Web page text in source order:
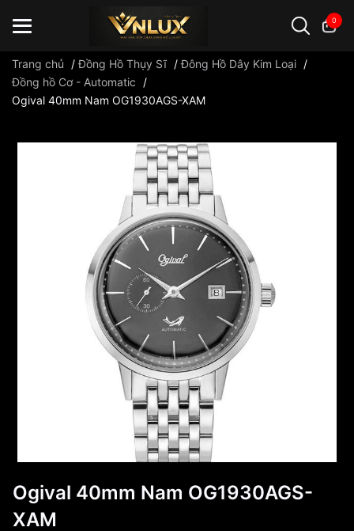
0
Đồng hồ casio đồng hồ G-Shock đồng hồ Orient
Trang chủ /Đồng Hồ Thụy Sĩ /Đông Hồ Dây Kim Loại /
Đồng hồ Cơ - Automatic
/
Ogival 40mm Nam OG1930AGS-XAM
Ogival 40mm Nam OG1930AGS-
XAM